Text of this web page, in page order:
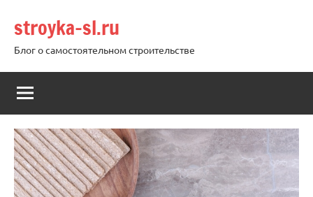
содержимому
stroyka-sl.ru
Блог о самостоятельном строительстве